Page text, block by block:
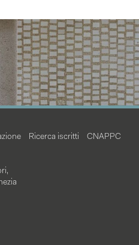
Ricerca iscritti
CNAPPC